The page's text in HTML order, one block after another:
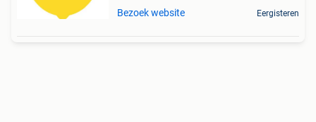
Bezoek website Eergisteren